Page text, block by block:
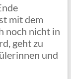
mit dem
noch nicht in
geht zu
und